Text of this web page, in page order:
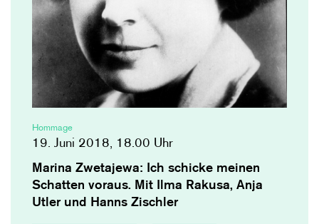
Hommage
19. Juni 2018, 18.00 Uhr
Marina Zwetajewa: Ich schicke meinen
Schatten voraus. Mit Ilma Rakusa, Anja
Utler und Hanns Zischler